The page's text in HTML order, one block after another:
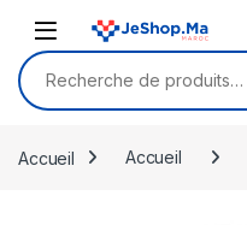
Recherche pour :
Accueil Accueil